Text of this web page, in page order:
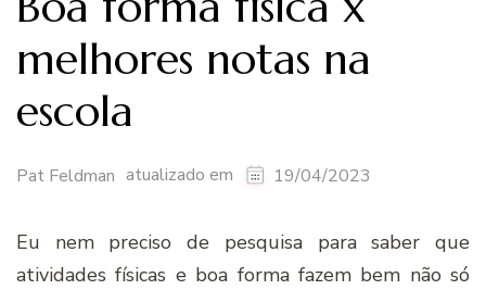
melhores notas na
escola
Pat Feldman atualizado em 19/04/2023
Eu nem preciso de pesquisa para saber que
atividades físicas e boa forma fazem bem não só